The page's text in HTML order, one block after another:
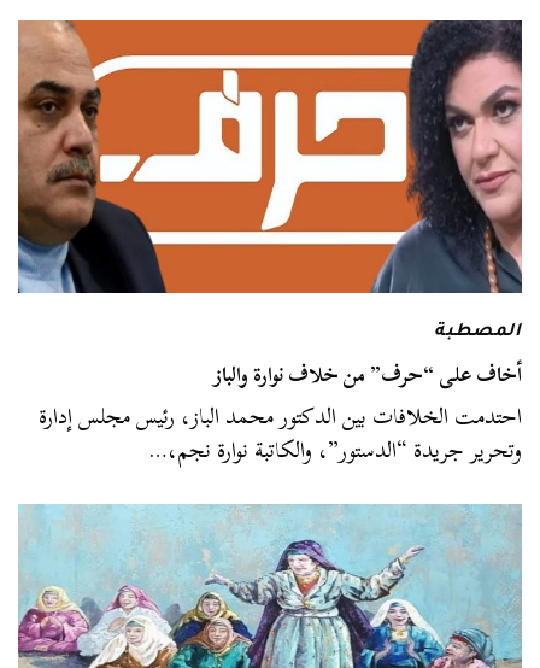
المصطبة
أخاف على “حرف” من خلاف نوارة والباز
احتدمت الخلافات بين الدكتور محمد الباز، رئيس مجلس إدارة
وتحرير جريدة “الدستور”، والكاتبة نوارة نجم،…